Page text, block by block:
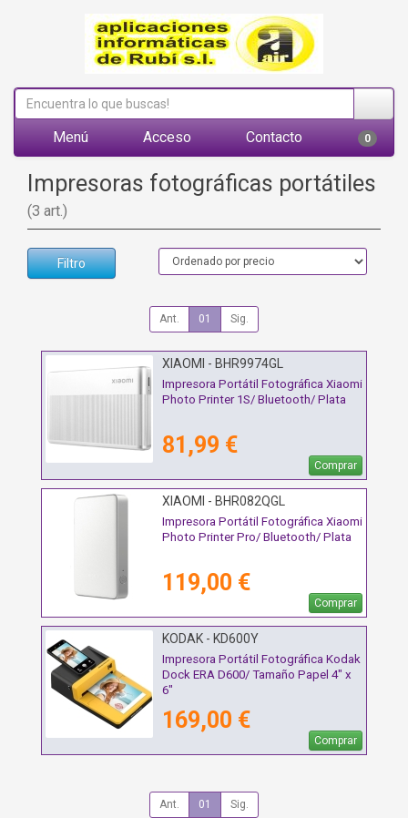
Menú Acceso Contacto 0
Impresoras fotográficas portátiles
(3 art.)
Filtro
Ant. 01 Sig.
XIAOMI - BHR9974GL
Impresora Portátil Fotográfica Xiaomi
Photo Printer 1S/ Bluetooth/ Plata
81,99 €
Comprar
XIAOMI - BHR082QGL
Impresora Portátil Fotográfica Xiaomi
Photo Printer Pro/ Bluetooth/ Plata
119,00 €
Comprar
KODAK - KD600Y
Impresora Portátil Fotográfica Kodak
Dock ERA D600/ Tamaño Papel 4" x
6"
169,00 €
Comprar
Ant. 01 Sig.